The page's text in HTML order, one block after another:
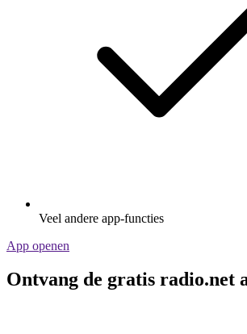
Veel andere app-functies
App openen
Ontvang de gratis radio.net